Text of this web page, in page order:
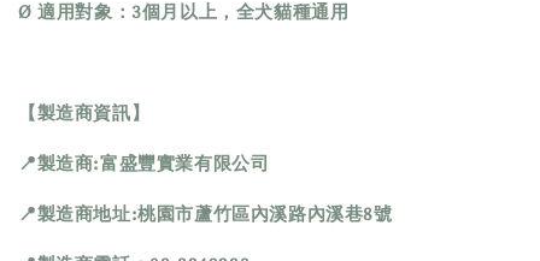
Ø 適用對象：3個月以上，全犬貓種通用
【製造商資訊】
📍製造商:富盛豐實業有限公司
📍製造商地址:桃園市蘆竹區內溪路內溪巷8號